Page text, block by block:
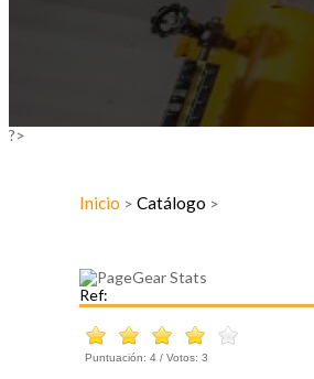
?>
Inicio > Catálogo >
Ref:
Puntuación: 4 / Votos: 3